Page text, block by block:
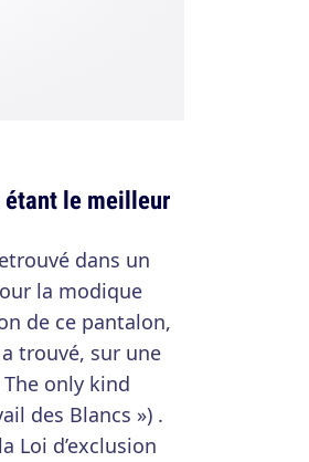
étant le meilleur
dans un
la modique
de ce pantalon,
trouvé, sur une
only kind
des Blancs ») .
Loi d’exclusion